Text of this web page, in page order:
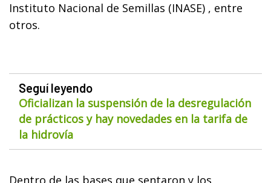
Instituto Nacional de Semillas (INASE) , entre
otros.
Seguí leyendo
Oficializan la suspensión de la desregulación
de prácticos y hay novedades en la tarifa de
la hidrovía
Dentro de las bases que sentaron y los